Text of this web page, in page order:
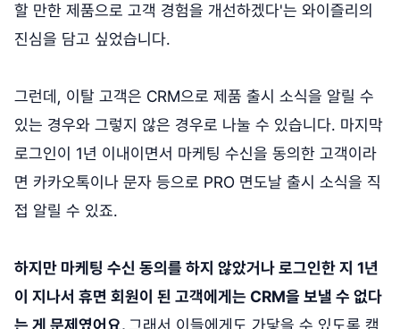
할 만한 제품으로 고객 경험을 개선하겠다'는 와이즐리의
진심을 담고 싶었습니다.
그런데, 이탈 고객은 CRM으로 제품 출시 소식을 알릴 수
있는 경우와 그렇지 않은 경우로 나눌 수 있습니다. 마지막
로그인이 1년 이내이면서 마케팅 수신을 동의한 고객이라
면 카카오톡이나 문자 등으로 PRO 면도날 출시 소식을 직
접 알릴 수 있죠.
하지만 마케팅 수신 동의를 하지 않았거나 로그인한 지 1년
이 지나서 휴면 회원이 된 고객에게는 CRM을 보낼 수 없다
는 게 문제였어요.그래서 이들에게도 가닿을 수 있도록 캠